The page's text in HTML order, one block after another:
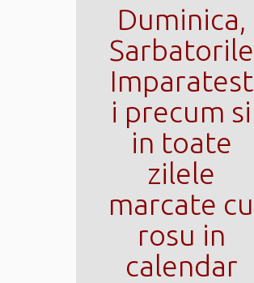
Duminica,
Sarbatorile
Imparatest
i precum si
in toate
zilele
marcate cu
rosu in
calendar